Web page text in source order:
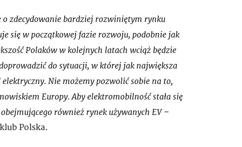
o zdecydowanie bardziej rozwiniętym rynku
się w początkowej fazie rozwoju, podobnie jak
Polaków w kolejnych latach wciąż będzie
do sytuacji, w której jak największa
Nie możemy pozwolić sobie na to,
Europy. Aby elektromobilność stała się
również rynek używanych EV–
Polska.